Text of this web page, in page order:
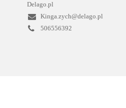
Delago.pl
Kinga.zych@delago.pl
506556392